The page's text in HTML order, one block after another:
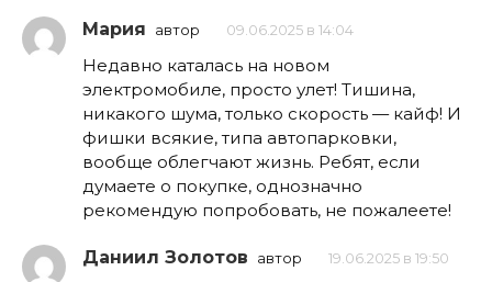
Мария автор 09.06.2025 в 14:04
Недавно каталась на новом
электромобиле, просто улет! Тишина,
никакого шума, только скорость — кайф! И
фишки всякие, типа автопарковки,
вообще облегчают жизнь. Ребят, если
думаете о покупке, однозначно
рекомендую попробовать, не пожалеете!
Даниил Золотов автор 19.06.2025 в 19:50